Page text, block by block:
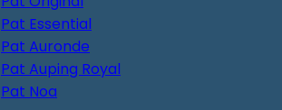
Pat Essential
Pat Auronde
Pat Auping Royal
Pat Noa